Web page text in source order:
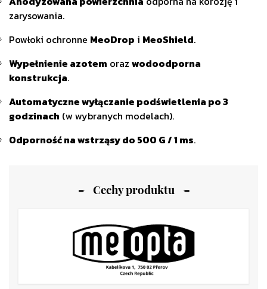
Cechy produktu
zarysowania.
Powłoki ochronne MeoDrop i MeoShield.
Wypełnienie azotem oraz wodoodporna
konstrukcja.
Automatyczne wyłączanie podświetlenia po 3
godzinach (w wybranych modelach).
Odporność na wstrząsy do 500 G / 1 ms.